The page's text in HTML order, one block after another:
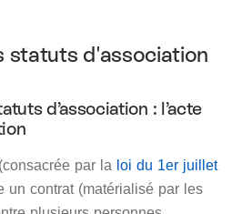
statuts d'association
d’association : l’acte
(consacrée par la loi du 1er juillet
un contrat (matérialisé par les